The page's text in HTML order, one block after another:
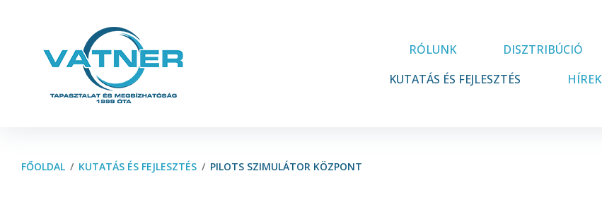
RÓLUNK DISZTRIBÚCIÓ
KUTATÁS ÉS FEJLESZTÉS
HÍREK
FŐOLDAL / KUTATÁS ÉS FEJLESZTÉS / PILOTS SZIMULÁTOR KÖZPONT